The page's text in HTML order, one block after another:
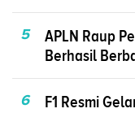
5
APLN Raup
Berhasil
6 F1 Resmi